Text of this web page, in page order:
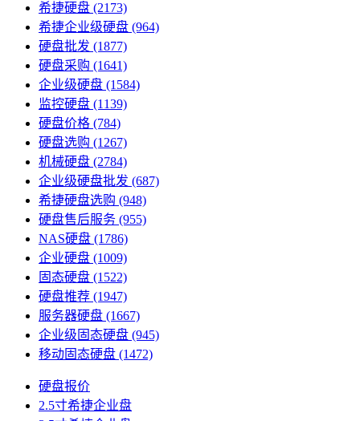
希捷硬盘 (2173)
希捷企业级硬盘 (964)
硬盘批发 (1877)
硬盘采购 (1641)
企业级硬盘 (1584)
监控硬盘 (1139)
硬盘价格 (784)
硬盘选购 (1267)
机械硬盘 (2784)
企业级硬盘批发 (687)
希捷硬盘选购 (948)
硬盘售后服务 (955)
NAS硬盘 (1786)
企业硬盘 (1009)
固态硬盘 (1522)
硬盘推荐 (1947)
服务器硬盘 (1667)
企业级固态硬盘 (945)
移动固态硬盘 (1472)
硬盘报价
2.5寸希捷企业盘